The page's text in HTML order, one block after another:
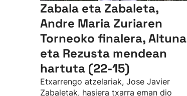
Zabala eta Zabaleta,
Andre Maria Zuriaren
Torneoko finalera, Altuna
eta Rezusta mendean
hartuta (22-15)
Etxarrengo atzelariak, Jose Javier
Zabaletak, hasiera txarra eman dio